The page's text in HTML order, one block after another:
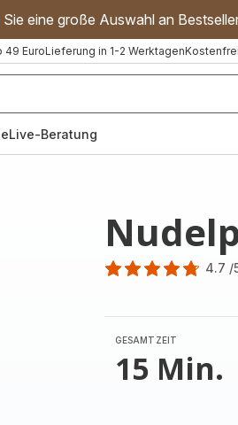
eine große Auswahl an
49 EuroLieferung in 1-2 Werktagen
Live-Beratung
4.7 /
GESAMTZEIT
15 Min.